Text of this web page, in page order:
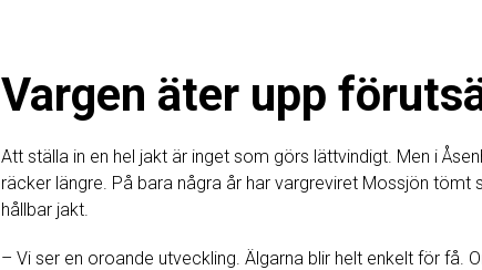
Vargen äter upp
Att ställa in en hel jakt är inget som görs lättvindigt. Men i
räcker längre. På bara några år har vargreviret Mossjön
hållbar jakt.
– Vi ser en oroande utveckling. Älgarna blir helt enkelt för få.